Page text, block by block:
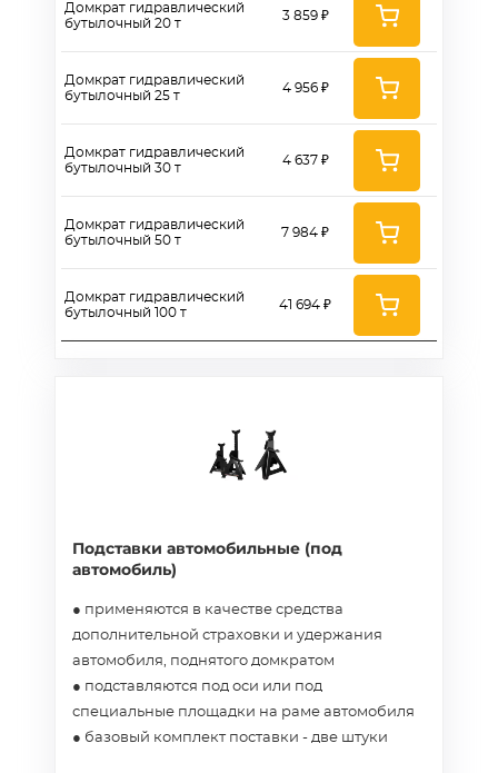
Домкрат гидравлический
бутылочный 20 т
Домкрат гидравлический
бутылочный 25 т
Домкрат гидравлический
бутылочный 30 т
Домкрат гидравлический
бутылочный 50 т
Домкрат гидравлический
бутылочный 100 т
3 859 ₽
4 956 ₽
4 637 ₽
7 984 ₽
41 694 ₽
Подставки автомобильные (под
автомобиль)
● применяются в качестве средства
дополнительной страховки и удержания
автомобиля, поднятого домкратом
● подставляются под оси или под
специальные площадки на раме автомобиля
● базовый комплект поставки - две штуки